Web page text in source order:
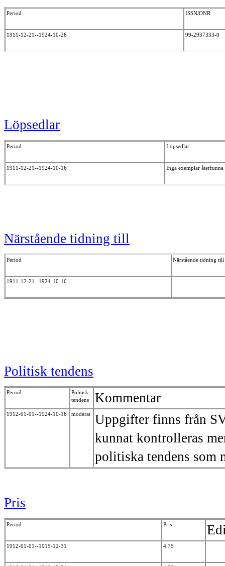
Period ISSN/ONR
1911-12-21--1924-10-26 99-2937333-0
Löpsedlar
Period Löpsedlar
1911-12-21--1924-10-16 Inga exemplar återfunna
Närstående tidning till
Period Närstående tidning till
1911-12-21--1924-10-16
Politisk tendens
Period
Politisk
tendens
Kommentar
1912-01-01--1924-10-16 moderat
Uppgifter finns från
kunnat kontrolleras
politiska tendens
Pris
Period Pris
1912-01-01--1915-12-31 4.75